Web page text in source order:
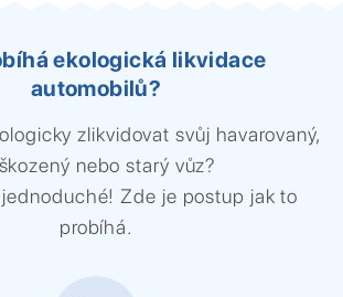
ekologická likvidace
automobilů?
zlikvidovat svůj havarovaný,
nebo starý vůz?
Zde je postup jak to
probíhá.